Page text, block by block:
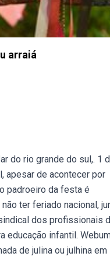
arraiá
do rio grande do sul,. 1
apesar de acontecer por
padroeiro da festa é
ter feriado nacional,
dos profissionais
educação infantil.
de julina ou julhina em